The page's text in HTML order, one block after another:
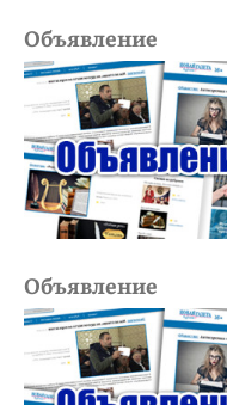
Объявление
Объявление